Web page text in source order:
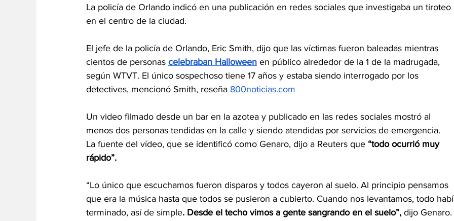
La policía de Orlando indicó en una publicación en redes sociales que investigaba un tiroteo
en el centro de la ciudad.
El jefe de la policía de Orlando, Eric Smith, dijo que las víctimas fueron baleadas mientras
cientos de personas celebraban Halloween en público alrededor de la 1 de la madrugada,
según WTVT. El único sospechoso tiene 17 años y estaba siendo interrogado por los
detectives, mencionó Smith, reseña 800noticias.com
Un video filmado desde un bar en la azotea y publicado en las redes sociales mostró al
menos dos personas tendidas en la calle y siendo atendidas por servicios de emergencia.
La fuente del vídeo, que se identificó como Genaro, dijo a Reuters que “todo ocurrió muy
rápido”.
“Lo único que escuchamos fueron disparos y todos cayeron al suelo. Al principio pensamos
que era la música hasta que todos se pusieron a cubierto. Cuando nos levantamos, todo
terminado, así de simple. Desde el techo vimos a gente sangrando en el suelo”, dijo Genaro.